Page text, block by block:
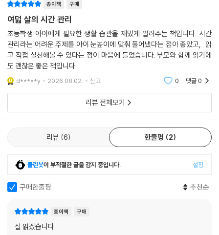
계획을 세우고 잘 지켜야 하니까요. 하지만 어린이가 계획을 실천하기란
쉽지 않아요. 보호자의 도움이 꼭 필요하지요. 아이가 동화를 다 읽었다면,
이번에는 보호자가 동화 뒤에 마련된 ‘보호자를 위한 우리 아이 시간 관
리’를 읽을 차례예요. 현직 초등학교 교사 이서윤 선생님의 철저한 자료 조
사를 통해 아이와 함께 계획 세우는 방법, 규칙을 정하는 방법, 아이 습관
만들어 주는 방법 등을 공부해 보세요. 주변 환경의 중요성과 시간 관리를
통해 아이의 어떤 부분이 성장할 수 있는지 등을 자세히 알게 될 것입니다.
1학년 2학기 수학 〈시계 보기와 규칙 찾기〉
3학년 도덕 〈아껴 쓰는 우리〉
5학년 도덕 〈바르고 희망차게 가꾸어 가는 나의 삶〉
6학년 도덕 〈내 삶의 주인은 바로 나〉
저학년 아이들의 신나는 학교생활을 책임지는
〈랄랄라 학교생활〉 시리즈
〈랄랄라 학교생활〉 시리즈는 저학년 아이들이 ‘랄랄라’ 콧노래가 나올 만
큼, 신나는 학교생활을 할 수 있도록 도와주는 책이에요. 재미있는 동화로
종이책 구매
여덟 살의 시간 관리
초등학생 아이에게 필요한 생활 습관을 재밌게 알려주는 책입니다. 시간
관리라는 어려운 주제를 아이 눈높이에 맞춰 풀어냈다는 점이 좋았고, 읽
고 직접 실천해볼 수 있다는 점이 마음에 들었습니다. 부모와 함께 읽기에
도 괜찮은 좋은 책입니다.
d*****y 2026.08.02. 신고 0 댓글0
리뷰 전체보기
리뷰 6 한줄평 2
클린봇이 부적절한 글을 감지 중입니다. 설정
구매한줄평 추천순
종이책 구매
잘 읽겠습니다.